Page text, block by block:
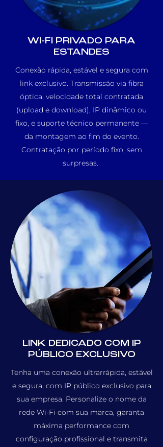
WI-FI PRIVADO PARA
ESTANDES
Conexão rápida, estável e segura com
link exclusivo. Transmissão via fibra
óptica, velocidade total contratada
(upload e download), IP dinâmico ou
fixo, e suporte técnico permanente —
da montagem ao fim do evento.
Contratação por período fixo, sem
surpresas.
LINK DEDICADO COM IP
PÚBLICO EXCLUSIVO
Tenha uma conexão ultrarrápida, estável
e segura, com IP público exclusivo para
sua empresa. Personalize o nome da
rede Wi-Fi com sua marca, garanta
máxima performance com
configuração profissional e transmita